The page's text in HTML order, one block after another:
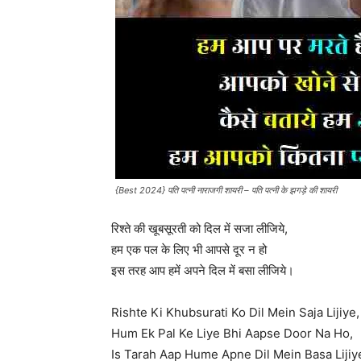
{Best 2024} पति पत्नी नाराजगी शायरी – पति पत्नी के झगड़े की शायरी
रिश्ते की खूबसूरती को दिल में सजा लीजिये,
हम एक पल के लिए भी आपसे दूर न हो
इस तरह आप हमें अपने दिल में बसा लीजिये।
Rishte Ki Khubsurati Ko Dil Mein Saja Lijiye,
Hum Ek Pal Ke Liye Bhi Aapse Door Na Ho,
Is Tarah Aap Hume Apne Dil Mein Basa